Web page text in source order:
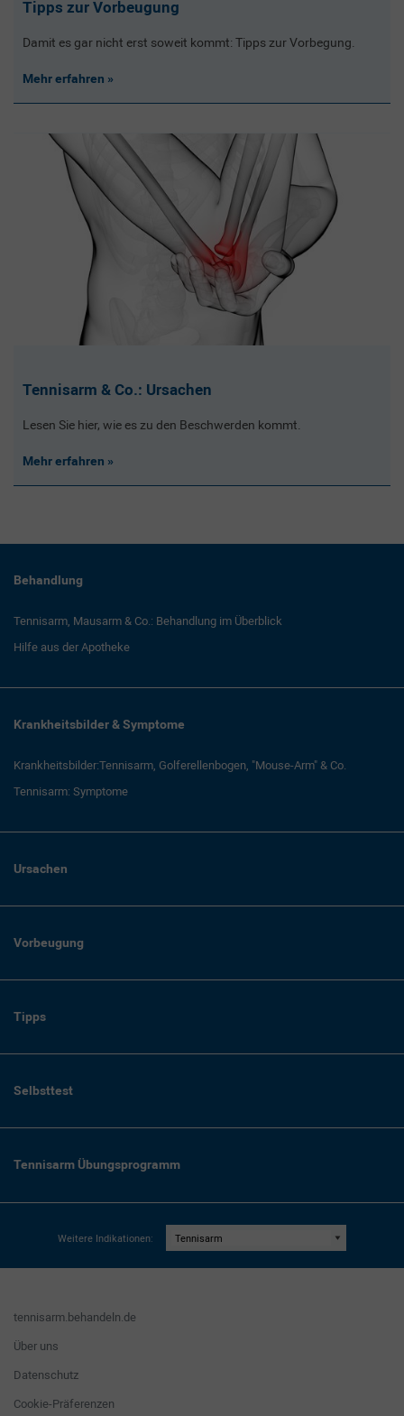
Tipps zur Vorbeugung
Damit es gar nicht erst soweit kommt: Tipps zur Vorbegung.
Mehr erfahren
Tennisarm & Co.: Ursachen
Lesen Sie hier, wie es zu den Beschwerden kommt.
Mehr erfahren
Behandlung
Tennisarm, Mausarm & Co.: Behandlung im Überblick
Hilfe aus der Apotheke
Krankheitsbilder & Symptome
Krankheitsbilder:Tennisarm, Golferellenbogen, "Mouse-Arm" & Co.
Tennisarm: Symptome
Ursachen
Vorbeugung
Tipps
Selbsttest
Tennisarm Übungsprogramm
Weitere Indikationen:
tennisarm.behandeln.de
Über uns
Datenschutz
Cookie-Präferenzen